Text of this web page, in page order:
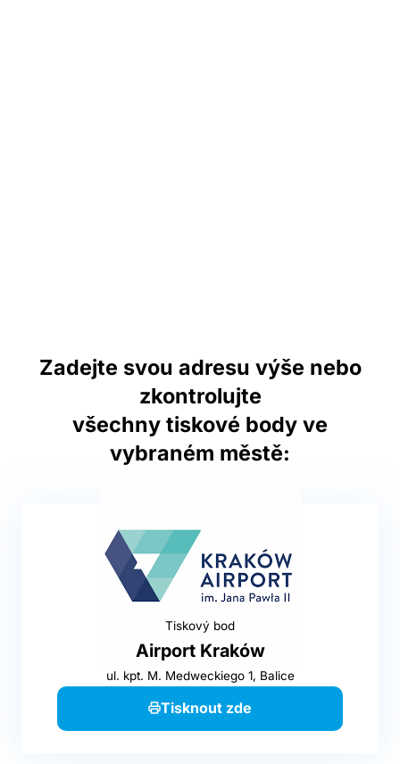
Zadejte svou adresu výše nebo
zkontrolujte
všechny tiskové body ve
vybraném městě:
Tiskový bod
Airport Kraków
ul. kpt. M. Medweckiego 1, Balice
Tisknout zde